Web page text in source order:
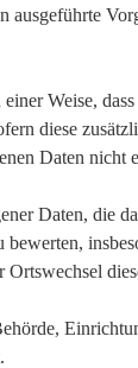
Weise,
diese
Daten
Daten, die